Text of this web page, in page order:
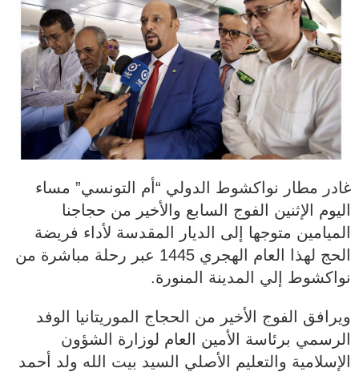
غادر مطار نواكشوط الدولي “أم التونسي” مساء
اليوم الإثنين الفوج السابع والأخير من حجاجنا
الميامين متوجها إلى الديار المقدسة لأداء فريضة
الحج لهذا العام الهجري 1445 عبر رحلة مباشرة من
نواكشوط إلي المدينة المنورة.
ويرافق الفوج الأخير من الحجاج الموريتانيا الوفد
الرسمي برئاسة الأمين العام لوزارة الشؤون
الإسلامية والتعليم الأصلي السيد بيت الله ولد أحمد